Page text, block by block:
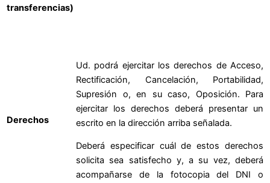
transferencias)
Derechos
Ud. podrá ejercitar los derechos de Acceso,
Rectificación, Cancelación, Portabilidad,
Supresión o, en su caso, Oposición. Para
ejercitar los derechos deberá presentar un
escrito en la dirección arriba señalada.
Deberá especificar cuál de estos derechos
solicita sea satisfecho y, a su vez, deberá
acompañarse de la fotocopia del DNI o